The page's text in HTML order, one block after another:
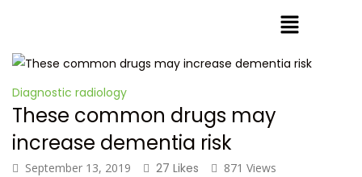
Diagnostic radiology
These common drugs may
increase dementia risk
September 13, 2019 27 Likes
871 Views